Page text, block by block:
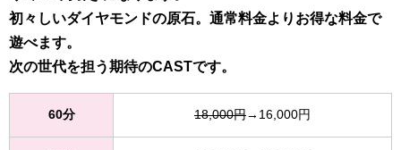
初々しいダイヤモンドの原石。通常料金よりお得な料金で
遊べます。
次の世代を担う期待のCASTです。
60分 18,000円→16,000円